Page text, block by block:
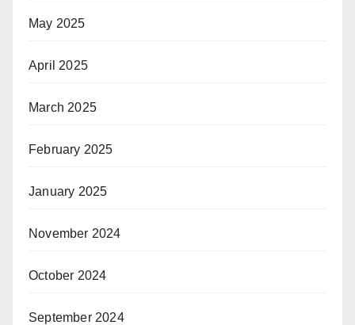
May 2025
April 2025
March 2025
February 2025
January 2025
November 2024
October 2024
September 2024